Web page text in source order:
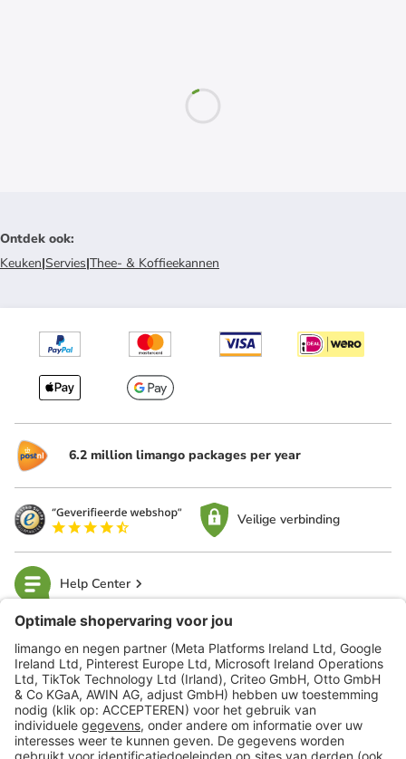
Ontdek ook:
Keuken|Servies|Thee- & Koffieekannen
6.2 million limango packages per year
Veilige verbinding
Help Center
limango
Veilig winkelen
Klantenservice